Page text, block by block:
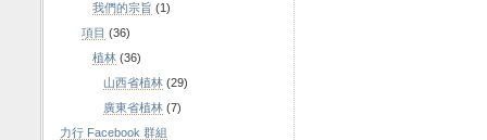
我們的宗旨 (1)
項目 (36)
植林 (36)
山西省植林 (29)
廣東省植林 (7)
力行 Facebook 群組